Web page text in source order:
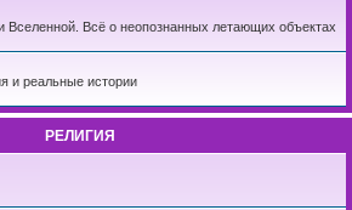
Вселенной. Всё о неопознанных летающих объектах
и реальные истории
РЕЛИГИЯ